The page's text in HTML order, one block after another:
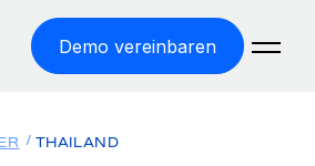
Demo vereinbaren
THAILAND